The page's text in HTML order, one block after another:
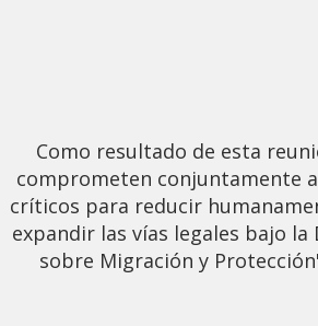
Como resultado de esta
comprometen conjuntamente
críticos para reducir
expandir las vías legales bajo la
sobre Migración y